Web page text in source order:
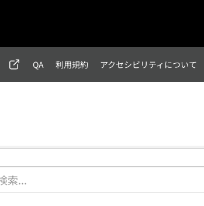
QA 利用規約 アクセシビリティについて